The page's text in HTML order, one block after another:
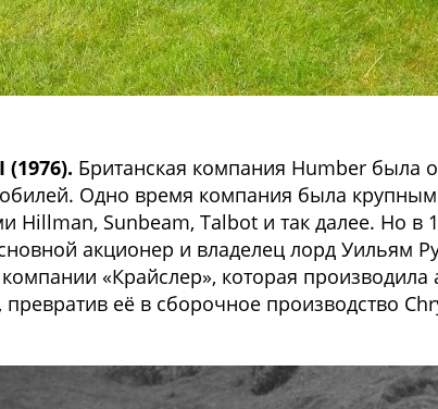
Британская компания Humber была
Одно время компания была
Hillman, Sunbeam, Talbot и так далее. Но
акционер и владелец лорд Уильям
«Крайслер», которая
её в сборочное производство